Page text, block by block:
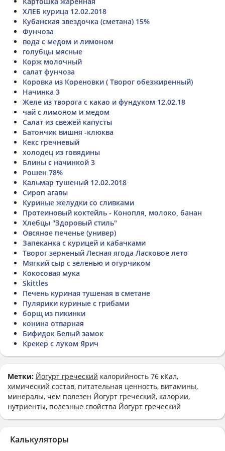
ХЛЕБ курица 12.02.2018
Кубанская звездочка (сметана) 15%
Фунчоза
вода с медом и лимоном
голубцы мясные
Корж молочный
салат фунчоза
Коровка из Кореновки ( Творог обезжиренный)
Начинка 3
Желе из творога с какао и фундуком 12.02.18
чай с лимоном и медом
Салат из свежей капусты
Батончик вишня -клюква
Кекс гречневый
холодец из говядины
Блины с начинкой 3
Рошен 78%
Кальмар тушеный 12.02.2018
Сироп агавы
Куриные желудки со сливками
Протеиновый коктейль - Конопля, молоко, банан
Хлебцы "Здоровый стиль"
Овсяное печенье (универ)
Запеканка с курицей и кабачками
Творог зерненый Лесная ягода Ласковое лето
Мягкий сыр с зеленью и огурчиком
Кокосовая мука
Skittles
Печень куриная тушеная в сметане
Пулярики куриные с грибами
борщ из пикинки
конина отварная
Бифидок Белый замок
Крекер с луком Ярич
Метки: Йогурт греческий калорийность 76 кКал,
химический состав, питательная ценность, витамины,
минералы, чем полезен Йогурт греческий, калории,
нутриенты, полезные свойства Йогурт греческий
Калькуляторы